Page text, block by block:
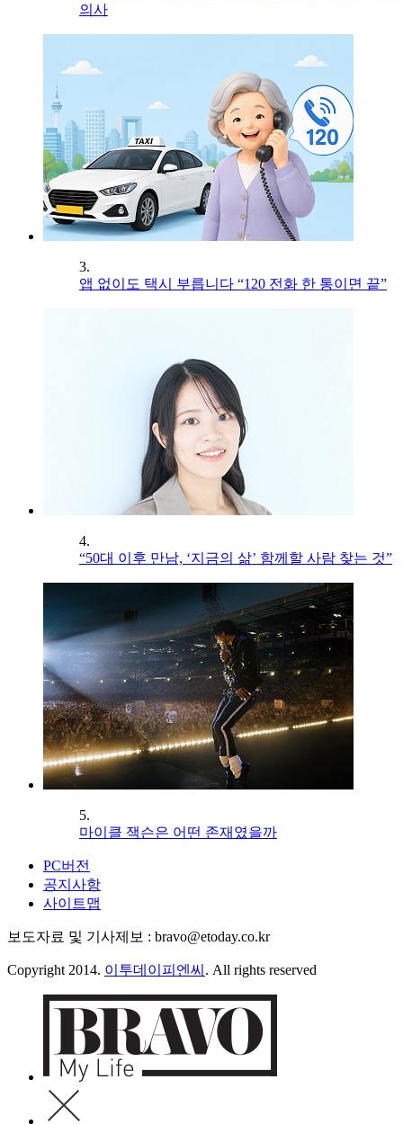
의사
3.
앱 없이도 택시 부릅니다 “120 전화 한 통이면 끝”
4.
“50대 이후 만남, ‘지금의 삶’ 함께할 사람 찾는 것”
5.
마이클 잭슨은 어떤 존재였을까
PC버전
공지사항
사이트맵
보도자료 및 기사제보 : bravo@etoday.co.kr
Copyright 2014. 이투데이피엔씨 . All rights reserved